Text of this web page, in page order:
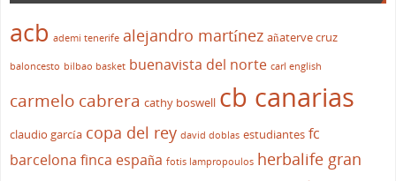
acb ademi tenerife alejandro martínez añaterve cruz
baloncesto bilbao basket buenavista del norte carl english
carmelo cabrera cathy boswell cb canarias
claudio garcía copa del rey david doblas estudiantes fc
barcelona finca españa fotis lampropoulos herbalife gran